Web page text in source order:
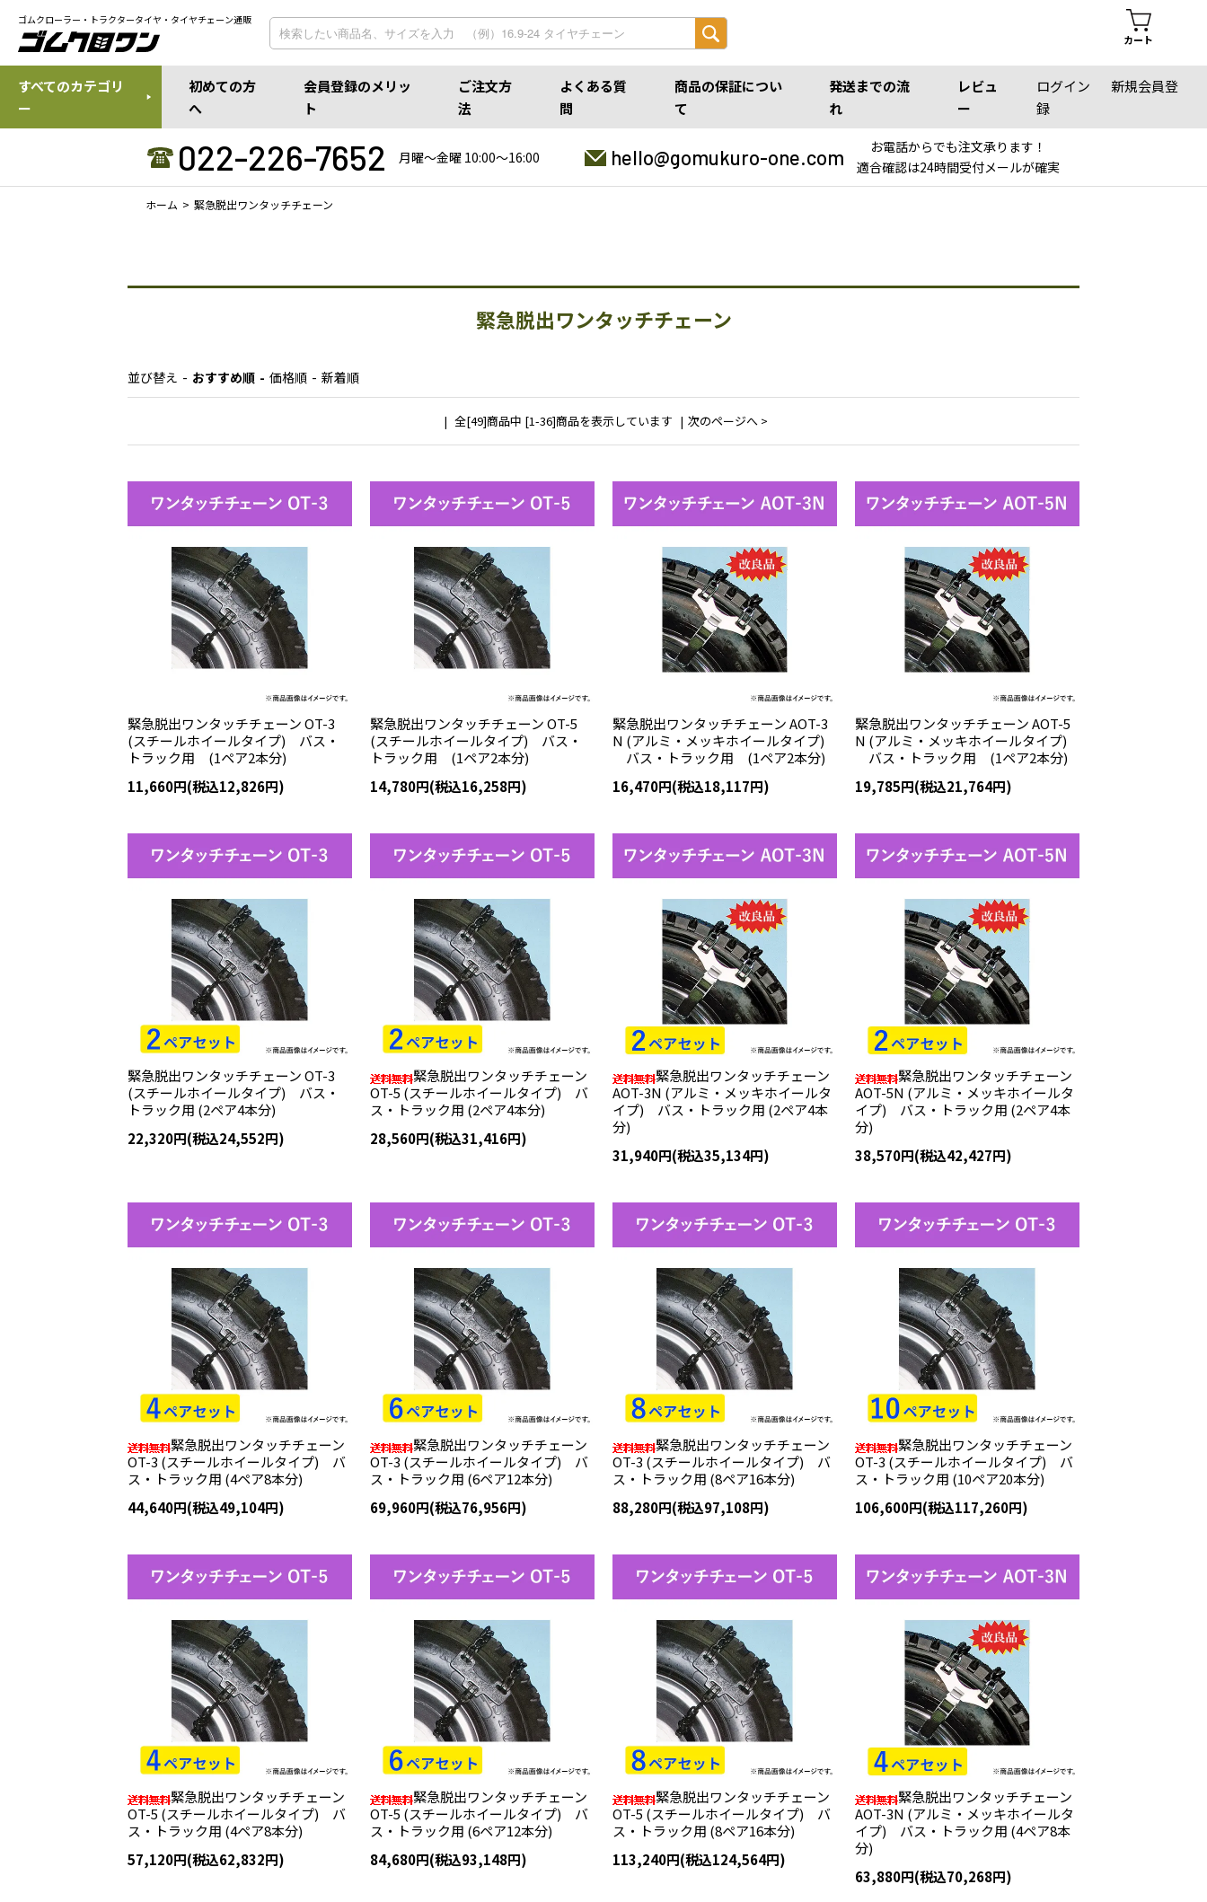
ゴムクローラー・トラクタータイヤ・タイヤチェーン通販
カート
すべてのカテゴリ
ー
初めての方
へ
会員登録のメリッ
ト
ご注文方
法
よくある質
問
商品の保証につい
て
発送までの流
れ
レビュ
ー
ログイン
新規会員登
録
022-226-7652 月曜〜金曜 10:00〜16:00 hello@gomukuro-one.com
お電話からでも注文承ります！
適合確認は24時間受付メールが確実
ホーム 緊急脱出ワンタッチチェーン
緊急脱出ワンタッチチェーン
並び替え おすすめ順 価格順 新着順
全[49]商品中 [1-36]商品を表示しています 次のページへ >
緊急脱出ワンタッチチェーン OT-3
(スチールホイールタイプ) バス・
トラック用 (1ペア2本分)
11,660円(税込12,826円)
緊急脱出ワンタッチチェーン OT-5
(スチールホイールタイプ) バス・
トラック用 (1ペア2本分)
14,780円(税込16,258円)
緊急脱出ワンタッチチェーン AOT-3
N (アルミ・メッキホイールタイプ)
バス・トラック用 (1ペア2本分)
16,470円(税込18,117円)
緊急脱出ワンタッチチェーン AOT-5
N (アルミ・メッキホイールタイプ)
バス・トラック用 (1ペア2本分)
19,785円(税込21,764円)
緊急脱出ワンタッチチェーン OT-3
(スチールホイールタイプ) バス・
トラック用 (2ペア4本分)
22,320円(税込24,552円)
緊急脱出ワンタッチチェーン
OT-5 (スチールホイールタイプ) バ
ス・トラック用 (2ペア4本分)
28,560円(税込31,416円)
緊急脱出ワンタッチチェーン
AOT-3N (アルミ・メッキホイールタ
イプ) バス・トラック用 (2ペア4本
分)
31,940円(税込35,134円)
緊急脱出ワンタッチチェーン
AOT-5N (アルミ・メッキホイールタ
イプ) バス・トラック用 (2ペア4本
分)
38,570円(税込42,427円)
緊急脱出ワンタッチチェーン
OT-3 (スチールホイールタイプ) バ
ス・トラック用 (4ペア8本分)
44,640円(税込49,104円)
緊急脱出ワンタッチチェーン
OT-3 (スチールホイールタイプ) バ
ス・トラック用 (6ペア12本分)
69,960円(税込76,956円)
緊急脱出ワンタッチチェーン
OT-3 (スチールホイールタイプ) バ
ス・トラック用 (8ペア16本分)
88,280円(税込97,108円)
緊急脱出ワンタッチチェーン
OT-3 (スチールホイールタイプ) バ
ス・トラック用 (10ペア20本分)
106,600円(税込117,260円)
緊急脱出ワンタッチチェーン
OT-5 (スチールホイールタイプ) バ
ス・トラック用 (4ペア8本分)
57,120円(税込62,832円)
緊急脱出ワンタッチチェーン
OT-5 (スチールホイールタイプ) バ
ス・トラック用 (6ペア12本分)
84,680円(税込93,148円)
緊急脱出ワンタッチチェーン
OT-5 (スチールホイールタイプ) バ
ス・トラック用 (8ペア16本分)
113,240円(税込124,564円)
緊急脱出ワンタッチチェーン
AOT-3N (アルミ・メッキホイールタ
イプ) バス・トラック用 (4ペア8本
分)
63,880円(税込70,268円)